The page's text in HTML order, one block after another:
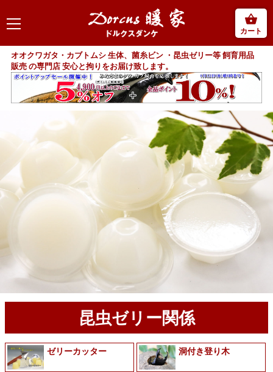
カート
オオクワガタ・カブトムシ 生体、菌糸ビン ・昆虫ゼリー等 飼育用品
販売 の専門店 安心と拘りをお届け致します。
昆虫ゼリー関係
ゼリーカッター 洞付き登り木